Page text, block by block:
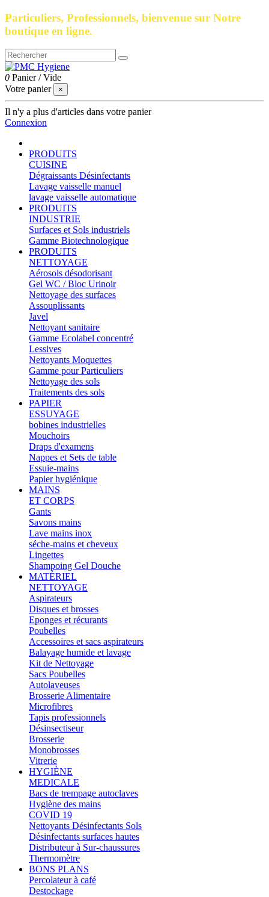
Particuliers, Professionnels, bienvenue sur Notre
boutique en ligne.
0 Panier /Vide
Votre panier
×
Il n'y a plus d'articles dans votre panier
Connexion
PRODUITS
CUISINE
Dégraissants Désinfectants
Lavage vaisselle manuel
lavage vaisselle automatique
PRODUITS
INDUSTRIE
Surfaces et Sols industriels
Gamme Biotechnologique
PRODUITS
NETTOYAGE
Aérosols désodorisant
Gel WC / Bloc Urinoir
Nettoyage des surfaces
Assouplissants
Javel
Nettoyant sanitaire
Gamme Ecolabel concentré
Lessives
Nettoyants Moquettes
Gamme pour Particuliers
Nettoyage des sols
Traitements des sols
PAPIER
ESSUYAGE
bobines industrielles
Mouchoirs
Draps d'examens
Nappes et Sets de table
Essuie-mains
Papier hygiénique
MAINS
ET CORPS
Gants
Savons mains
Lave mains inox
séche-mains et cheveux
Lingettes
Shampoing Gel Douche
MATÉRIEL
NETTOYAGE
Aspirateurs
Disques et brosses
Eponges et récurants
Poubelles
Accessoires et sacs aspirateurs
Balayage humide et lavage
Kit de Nettoyage
Sacs Poubelles
Autolaveuses
Brosserie Alimentaire
Microfibres
Tapis professionnels
Désinsectiseur
Brosserie
Monobrosses
Vitrerie
HYGIÈNE
MEDICALE
Bacs de trempage autoclaves
Hygiène des mains
COVID 19
Nettoyants Désinfectants Sols
Désinfectants surfaces hautes
Distributeur à Sur-chaussures
Thermomètre
BONS PLANS
Percolateur à café
Destockage